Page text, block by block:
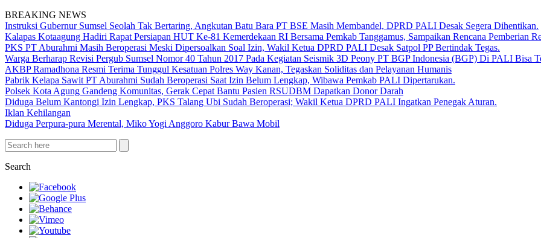
BREAKING NEWS
Instruksi Gubernur Sumsel Seolah Tak Bertaring, Angkutan Batu Bara PT BSE Masih Membandel, DPRD PALI Desak Segera Dihentikan.
Kalapas Kotaagung Hadiri Rapat Persiapan HUT Ke-81 Kemerdekaan RI Bersama Pemkab Tanggamus, Sampaikan Rencana Pemberian
PKS PT Aburahmi Masih Beroperasi Meski Dipersoalkan Soal Izin, Wakil Ketua DPRD PALI Desak Satpol PP Bertindak Tegas.
Warga Berharap Revisi Pergub Sumsel Nomor 40 Tahun 2017 Pada Kegiatan Seismik 3D Peony PT BGP Indonesia (BGP) Di PALI Bisa
AKBP Ramadhona Resmi Terima Tunggul Kesatuan Polres Way Kanan, Tegaskan Soliditas dan Pelayanan Humanis
Pabrik Kelapa Sawit PT Aburahmi Sudah Beroperasi Saat Izin Belum Lengkap, Wibawa Pemkab PALI Dipertarukan.
Polsek Kota Agung Gandeng Komunitas, Gerak Cepat Bantu Pasien RSUDBM Dapatkan Donor Darah
Diduga Belum Kantongi Izin Lengkap, PKS Talang Ubi Sudah Beroperasi; Wakil Ketua DPRD PALI Ingatkan Penegak Aturan.
Iklan Kehilangan
Diduga Perpura-pura Merental, Miko Yogi Anggoro Kabur Bawa Mobil
Search